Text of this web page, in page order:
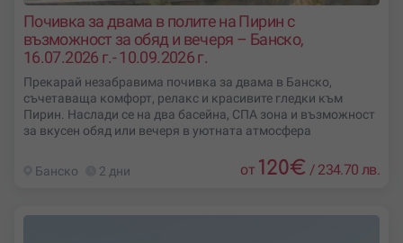
Почивка за двама в полите на Пирин с
възможност за обяд и вечеря – Банско,
16.07.2026 г.- 10.09.2026 г.
Прекарай незабравима почивка за двама в Банско,
съчетаваща комфорт, релакс и красивите гледки към
Пирин. Наслади се на два басейна, СПА зона и възможност
за вкусен обяд или вечеря в уютната атмосфера
Банско 2 дни от 120€ / 234.70 лв.